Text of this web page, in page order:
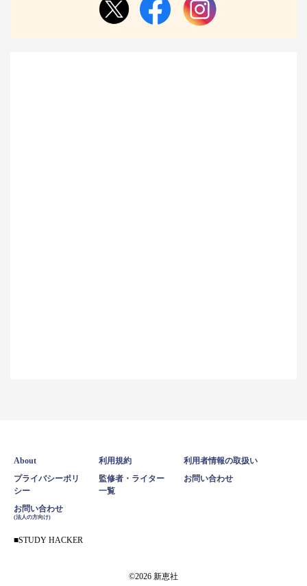
About 利用規約 利用者情報の取扱い
プライバシーポリ
シー
監修者・ライター
一覧
お問い合わせ
お問い合わせ
(法人の方向け)
STUDY HACKER
©2026 新恵社